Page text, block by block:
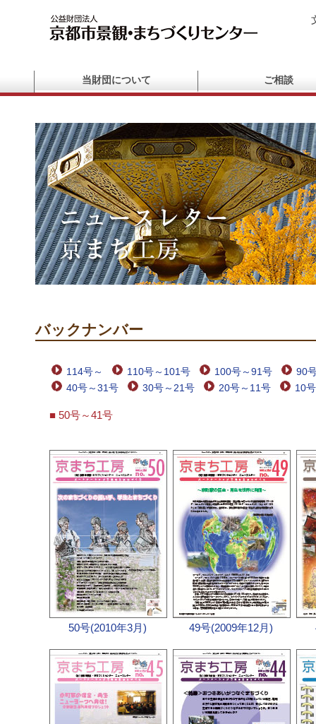
当財団について ご相談
バックナンバー
114号～ 110号～101号 100号～91号
90
40号～31号
30号～21号 20号～11号 10
■ 50号～41号
50号(2010年3月) 49号(2009年12月)